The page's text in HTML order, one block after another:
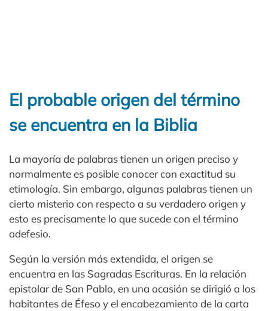
El probable origen del término
se encuentra en la Biblia
La mayoría de palabras tienen un origen preciso y
normalmente es posible conocer con exactitud su
etimología. Sin embargo, algunas palabras tienen un
cierto misterio con respecto a su verdadero origen y
esto es precisamente lo que sucede con el término
adefesio.
Según la versión más extendida, el origen se
encuentra en las Sagradas Escrituras. En la relación
epistolar de San Pablo, en una ocasión se dirigió a los
habitantes de Éfeso y el encabezamiento de la carta